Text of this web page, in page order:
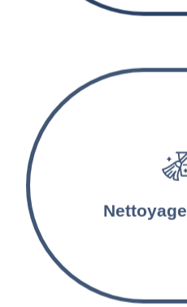
agents d’entretien. Les
sont aspirés et